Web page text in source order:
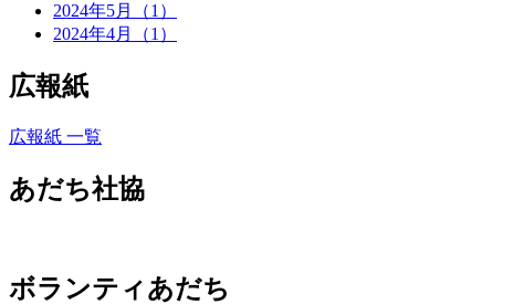
2024年5月（1）
2024年4月（1）
広報紙
広報紙 一覧
あだち社協
ボランティあだち